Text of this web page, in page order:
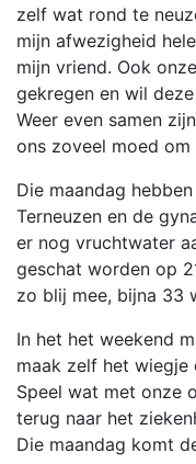
zelf wat rond te
mijn afwezigheid
mijn vriend. Ook
gekregen en wil
Weer even samen
ons zoveel moed
Die maandag
Terneuzen en de
er nog vruchtwater
geschat worden op
zo blij mee, bijna 33
In het het weekend
maak zelf het
Speel wat met onze
terug naar het
Die maandag komt